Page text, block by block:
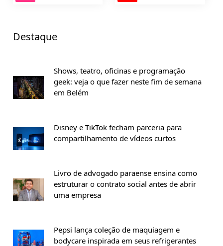
Destaque
Shows, teatro, oficinas e programação
geek: veja o que fazer neste fim de semana
em Belém
Disney e TikTok fecham parceria para
compartilhamento de vídeos curtos
Livro de advogado paraense ensina como
estruturar o contrato social antes de abrir
uma empresa
Pepsi lança coleção de maquiagem e
bodycare inspirada em seus refrigerantes